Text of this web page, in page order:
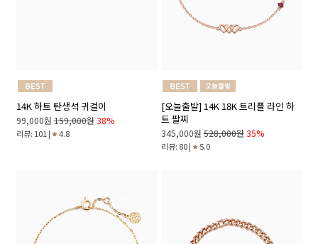
14K 하트 탄생석 귀걸이
99,000원 159,000원 38%
리뷰: 101 | 4.8
[오늘출발] 14K 18K 트리플 라인 하
트 팔찌
345,000원 528,000원 35%
리뷰: 80 | 5.0